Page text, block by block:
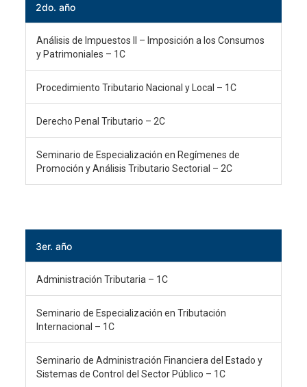
2do. año
Análisis de Impuestos II – Imposición a los Consumos
y Patrimoniales – 1C
Procedimiento Tributario Nacional y Local – 1C
Derecho Penal Tributario – 2C
Seminario de Especialización en Regímenes de
Promoción y Análisis Tributario Sectorial – 2C
3er. año
Administración Tributaria – 1C
Seminario de Especialización en Tributación
Internacional – 1C
Seminario de Administración Financiera del Estado y
Sistemas de Control del Sector Público – 1C